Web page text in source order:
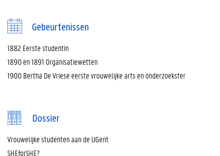
Gebeurtenissen
1882 Eerste studentin
1890 en 1891 Organisatiewetten
1900 Bertha De Vriese eerste vrouwelijke arts en onderzoekster
Dossier
Vrouwelijke studenten aan de UGent
SHEforSHE?